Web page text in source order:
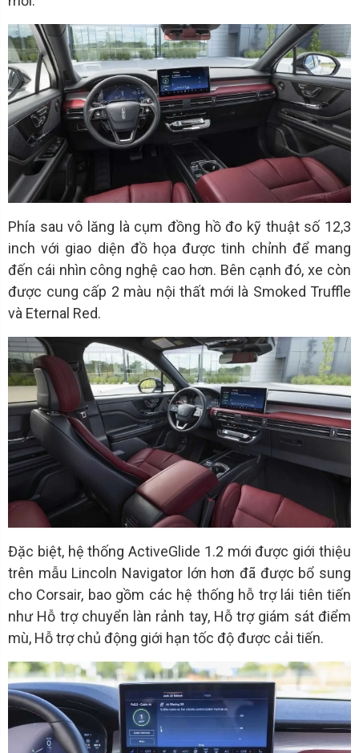
Phía sau vô lăng là cụm đồng hồ đo kỹ thuật số 12,3
inch với giao diện đồ họa được tinh chỉnh để mang
đến cái nhìn công nghệ cao hơn. Bên cạnh đó, xe còn
được cung cấp 2 màu nội thất mới là Smoked Truffle
và Eternal Red.
Đặc biệt, hệ thống ActiveGlide 1.2 mới được giới thiệu
trên mẫu Lincoln Navigator lớn hơn đã được bổ sung
cho Corsair, bao gồm các hệ thống hỗ trợ lái tiên tiến
như Hỗ trợ chuyển làn rảnh tay, Hỗ trợ giám sát điểm
mù, Hỗ trợ chủ động giới hạn tốc độ được cải tiến.